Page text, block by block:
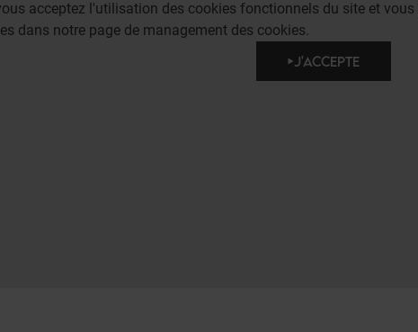
acceptez l'utilisation des cookies fonctionnels du site et
dans notre page de management des cookies.
J'ACCEPTE